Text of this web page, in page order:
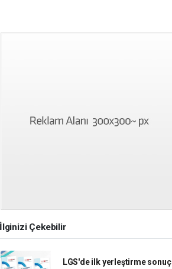
İlginizi Çekebilir
LGS'de ilk yerleştirme sonuç